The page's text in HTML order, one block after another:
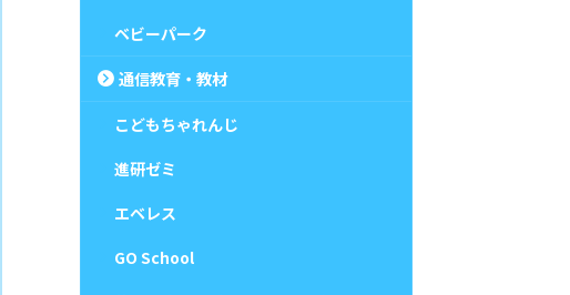
ベビーパーク
通信教育・教材
こどもちゃれんじ
進研ゼミ
エベレス
GO School